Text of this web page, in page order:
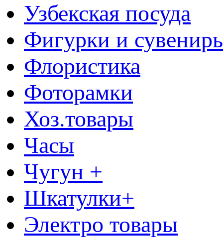
Узбекская посуда
Фигурки и
Флористика
Фоторамки
Хоз.товары
Часы
Чугун +
Шкатулки+
Электро товары